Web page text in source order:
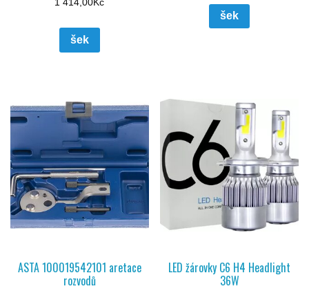
1 414,00Kč
šek
šek
ASTA 100019542101 aretace
rozvodů
LED žárovky C6 H4 Headlight
36W